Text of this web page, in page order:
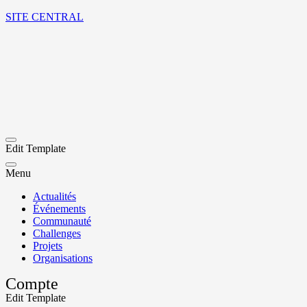
SITE CENTRAL
Edit Template
Menu
Actualités
Événements
Communauté
Challenges
Projets
Organisations
Compte
Edit Template